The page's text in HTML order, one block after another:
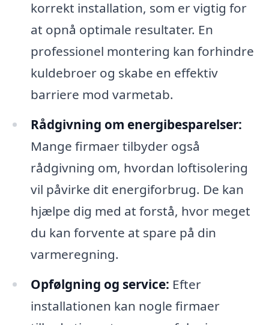
korrekt installation, som er vigtig for
at opnå optimale resultater. En
professionel montering kan forhindre
kuldebroer og skabe en effektiv
barriere mod varmetab.
Rådgivning om energibesparelser:
Mange firmaer tilbyder også
rådgivning om, hvordan loftisolering
vil påvirke dit energiforbrug. De kan
hjælpe dig med at forstå, hvor meget
du kan forvente at spare på din
varmeregning.
Opfølgning og service: Efter
installationen kan nogle firmaer